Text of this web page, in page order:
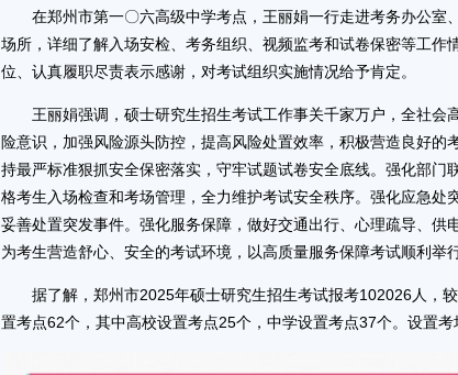
在郑州市第一〇六高级中学考点，王丽娟一行走进考务办公室
场所，详细了解入场安检、考务组织、视频监考和试卷保密等工作
位、认真履职尽责表示感谢，对考试组织实施情况给予肯定。
王丽娟强调，硕士研究生招生考试工作事关千家万户，全社会
险意识，加强风险源头防控，提高风险处置效率，积极营造良好的
持最严标准狠抓安全保密落实，守牢试题试卷安全底线。强化部门
格考生入场检查和考场管理，全力维护考试安全秩序。强化应急处
妥善处置突发事件。强化服务保障，做好交通出行、心理疏导、供
为考生营造舒心、安全的考试环境，以高质量服务保障考试顺利举行
据了解，郑州市2025年硕士研究生招生考试报考102026人，
置考点62个，其中高校设置考点25个，中学设置考点37个。设置考